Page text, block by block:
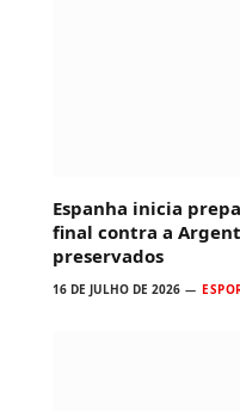
Espanha inicia
final contra a
preservados
16 DE JULHO DE 2026